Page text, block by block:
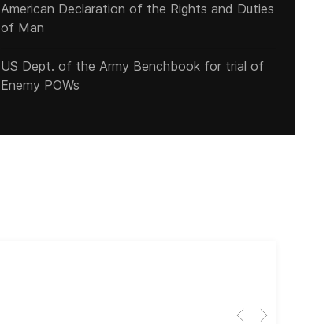
American Declaration of the Rights and Duties
of Man
US Dept. of the Army Benchbook for trial of
Enemy POWs